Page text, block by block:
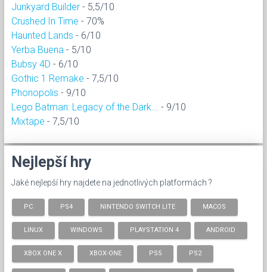
Junkyard Builder - 5,5/10
Crushed In Time - 70%
Haunted Lands - 6/10
Yerba Buena - 5/10
Bubsy 4D - 6/10
Gothic 1 Remake - 7,5/10
Phonopolis - 9/10
Lego Batman: Legacy of the Dark...
- 9/10
Mixtape - 7,5/10
Nejlepší hry
Jaké nejlepší hry najdete na jednotlivých platformách ?
PC PS4 NINTENDO SWITCH LITE MACOS
LINUX WINDOWS PLAYSTATION 4 ANDROID
XBOX ONE X XBOX-ONE PS5 PS2